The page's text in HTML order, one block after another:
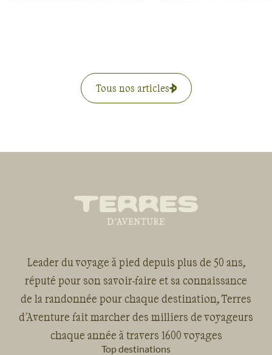
Tous nos articles
Leader du voyage à pied depuis plus de 50 ans,
réputé pour son savoir-faire et sa connaissance
de la randonnée pour chaque destination, Terres
d'Aventure fait marcher des milliers de voyageurs
chaque année à travers 1600 voyages
Top destinations